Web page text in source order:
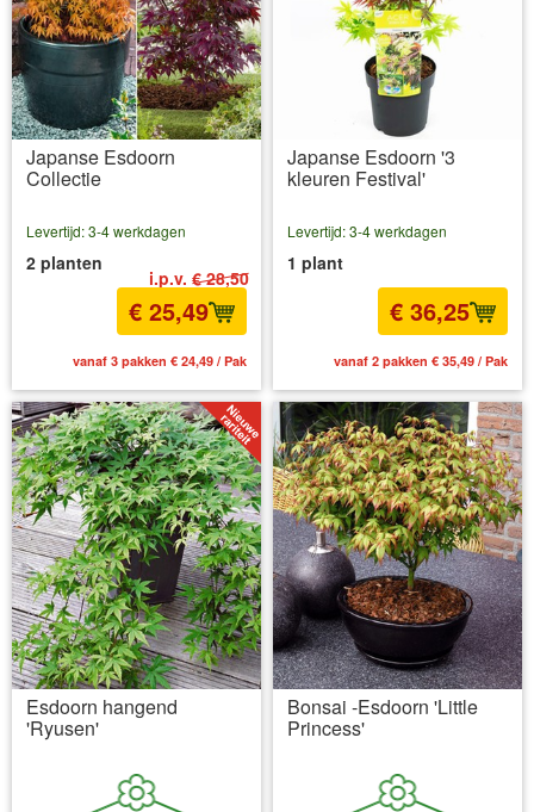
Japanse Esdoorn
Collectie
i.p.v. € 28,50
Levertijd: 3-4 werkdagen
2 planten
€ 25,49
vanaf 3 pakken € 24,49 / Pak
Japanse Esdoorn '3
kleuren Festival'
Levertijd: 3-4 werkdagen
1 plant
€ 36,25
vanaf 2 pakken € 35,49 / Pak
Esdoorn hangend
'Ryusen'
Bonsai -Esdoorn 'Little
Princess'